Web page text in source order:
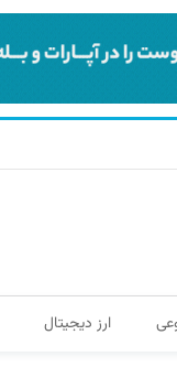
ارز دیجیتال